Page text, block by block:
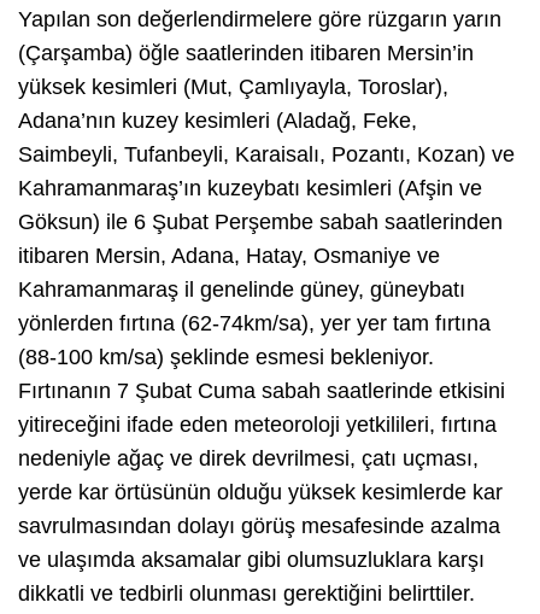
Yapılan son değerlendirmelere göre rüzgarın yarın
(Çarşamba) öğle saatlerinden itibaren Mersin’in
yüksek kesimleri (Mut, Çamlıyayla, Toroslar),
Adana’nın kuzey kesimleri (Aladağ, Feke,
Saimbeyli, Tufanbeyli, Karaisalı, Pozantı, Kozan) ve
Kahramanmaraş’ın kuzeybatı kesimleri (Afşin ve
Göksun) ile 6 Şubat Perşembe sabah saatlerinden
itibaren Mersin, Adana, Hatay, Osmaniye ve
Kahramanmaraş il genelinde güney, güneybatı
yönlerden fırtına (62-74km/sa), yer yer tam fırtına
(88-100 km/sa) şeklinde esmesi bekleniyor.
Fırtınanın 7 Şubat Cuma sabah saatlerinde etkisini
yitireceğini ifade eden meteoroloji yetkilileri, fırtına
nedeniyle ağaç ve direk devrilmesi, çatı uçması,
yerde kar örtüsünün olduğu yüksek kesimlerde kar
savrulmasından dolayı görüş mesafesinde azalma
ve ulaşımda aksamalar gibi olumsuzluklara karşı
dikkatli ve tedbirli olunması gerektiğini belirttiler.